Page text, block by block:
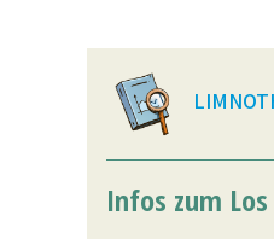
Infos zum Los